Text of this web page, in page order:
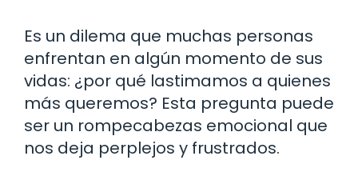
Es un dilema que muchas personas
enfrentan en algún momento de sus
vidas: ¿por qué lastimamos a quienes
más queremos? Esta pregunta puede
ser un rompecabezas emocional que
nos deja perplejos y frustrados.